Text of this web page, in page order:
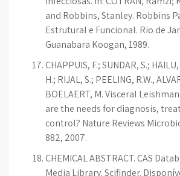
and Robbins, Stanley. Robbins
Estrutural e Funcional. Rio de
Guanabara Koogan, 1989.
CHAPPUIS, F.; SUNDAR, S.;
H.; RIJAL, S.; PEELING, R.W.,
BOELAERT, M. Visceral
are the needs for diagnosis,
control? Nature Reviews
882, 2007.
CHEMICAL ABSTRACT. CAS
Media Library. Scifinder.